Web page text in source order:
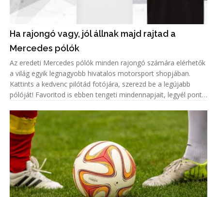
Ha rajongó vagy, jól állnak majd rajtad a
Mercedes pólók
Az eredeti Mercedes pólók minden rajongó számára elérhetők
a világ egyik legnagyobb hivatalos motorsport shopjában.
Kattints a kedvenc pilótád fotójára, szerezd be a legújabb
pólóját! Favoritod is ebben tengeti mindennapjait, legyél pont